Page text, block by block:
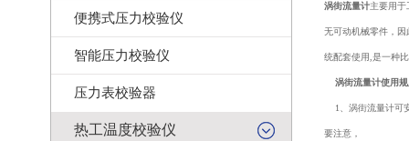
便携式压力校验仪
智能压力校验仪
压力表校验器
热工温度校验仪
涡街流量计主要用
无可动机械零件，
统配套使用,是一种
涡街流量计使用
1、涡街流量计可
要注意，